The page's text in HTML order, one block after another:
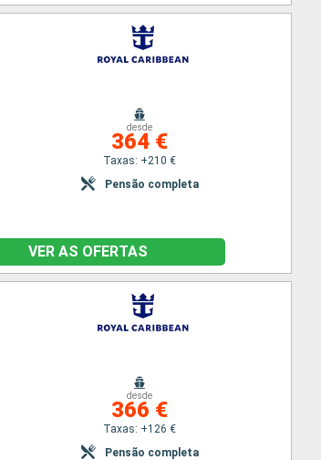
desde
364 €
Taxas: +210 €
Pensão completa
VER AS OFERTAS
desde
366 €
Taxas: +126 €
Pensão completa